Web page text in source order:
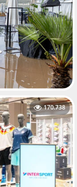
170.738